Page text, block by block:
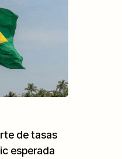
de tasas
esperada